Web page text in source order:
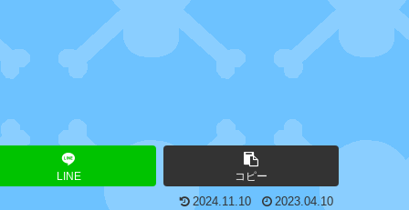
LINE コピー
2024.11.10 2023.04.10